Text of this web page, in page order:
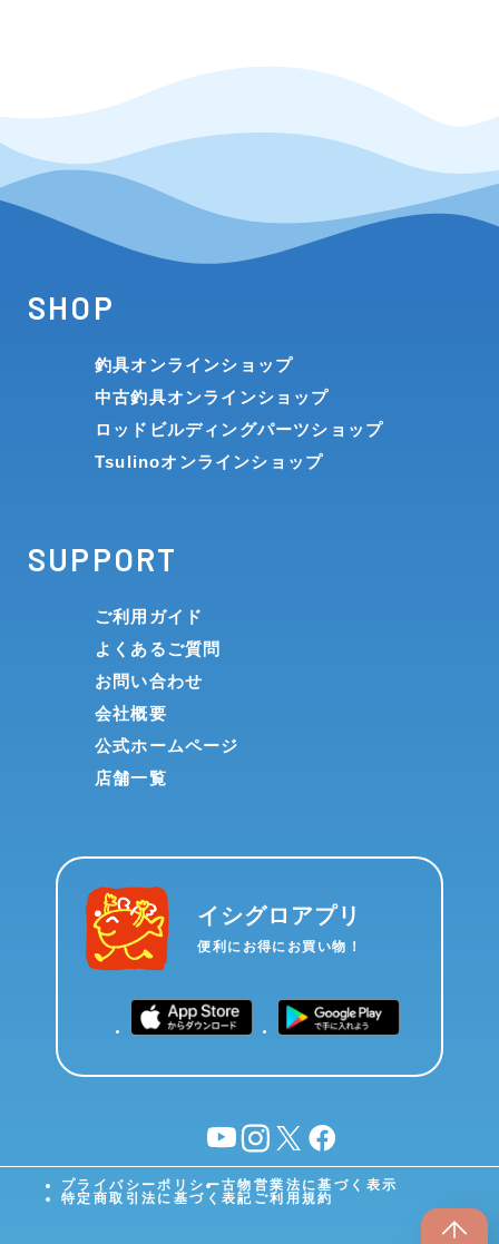
SHOP
釣具オンラインショップ
中古釣具オンラインショップ
ロッドビルディングパーツショップ
Tsulinoオンラインショップ
SUPPORT
ご利用ガイド
よくあるご質問
お問い合わせ
会社概要
公式ホームページ
店舗一覧
イシグロアプリ
便利にお得にお買い物！
YouTubeinstagram
X facebook
プライバシーポリシー古物営業法に基づく表示
特定商取引法に基づく表記 ご利用規約